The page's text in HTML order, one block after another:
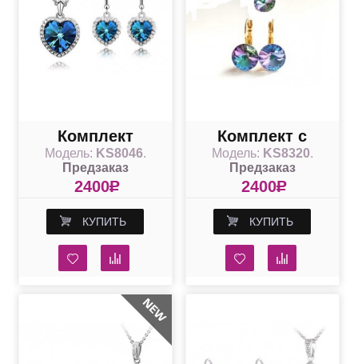
Комплект
"Сокровища
Титаника"
Модель: KS8046.
Предзаказ
2400R
КУПИТЬ
Комплект с
разноцветными
кристаллами
Swarovski Vitrail
Light
Модель: KS8320.
Предзаказ
2400R
КУПИТЬ